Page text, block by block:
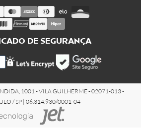
DE SEGURANÇA
1001 - VILA GUILHERME - 02071-013 -
/ SP | 06.314.930/0001-04